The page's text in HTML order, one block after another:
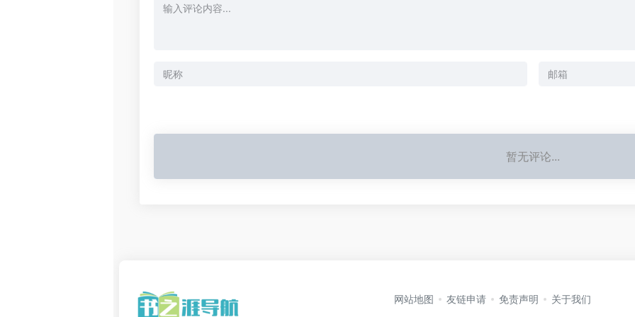
暂无评论...
网站地图 友链申请 免责声明 关于我们